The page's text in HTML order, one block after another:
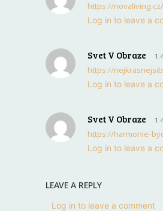
https://
Log in to leave a
Svet V Obraze
https://
Log in to leave a
Svet V Obraze
https://harmonie-
Log in to leave a
LEAVE A REPLY
Log in to leave a comment